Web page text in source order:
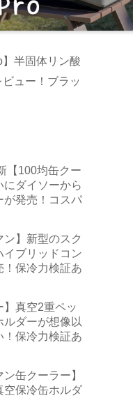
】半固体リン酸
ュー！ブラッ
【100均缶クー
にダイソーから
が発売！コスパ
ン】新型のスク
イブリッドコン
！保冷力検証あ
】真空2重ペッ
ルダーが想像以
！保冷力検証あ
ン缶クーラー】
空保冷缶ホルダ